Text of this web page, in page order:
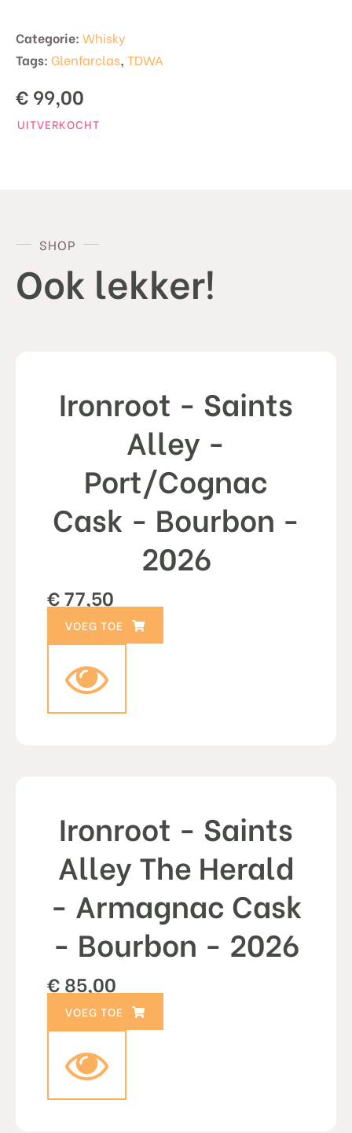
Categorie: Whisky
Tags: Glenfarclas, TDWA
€ 99,00
UITVERKOCHT
SHOP
Ook lekker!
Ironroot - Saints
Alley -
Port/Cognac
Cask - Bourbon -
2026
€77,50
Ironroot - Saints
Alley The Herald
- Armagnac Cask
- Bourbon - 2026
€ 85,00